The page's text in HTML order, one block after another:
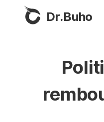
Dr.Buho
BuhoCleaner